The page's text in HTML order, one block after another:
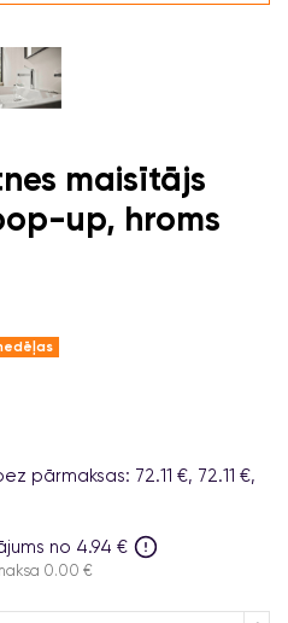
maisītājs
up, hroms
pārmaksas: 72.11 €, 72.11 €,
no 4.94 €
0.00 €